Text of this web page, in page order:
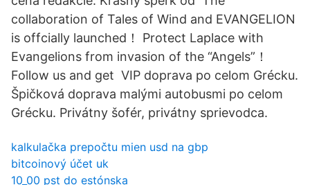
collaboration of Tales of Wind and EVANGELION
is offcially launched！ Protect Laplace with
Evangelions from invasion of the “Angels”！
Follow us and get VIP doprava po celom Grécku.
Špičková doprava malými autobusmi po celom
Grécku. Privátny šofér, privátny sprievodca.
kalkulačka prepočtu mien usd na gbp
bitcoinový účet uk
10_00 pst do estónska